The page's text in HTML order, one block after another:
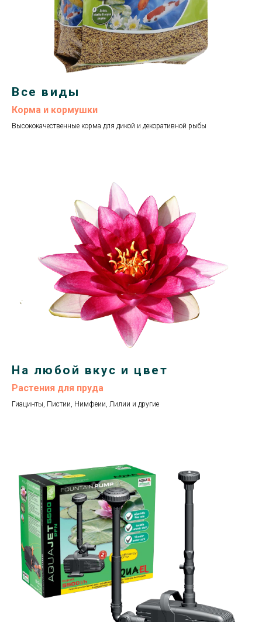
Все виды
Корма и кормушки
Высококачественные корма для дикой и декоративной рыбы
На любой вкус и цвет
Растения для пруда
Гиацинты, Пистии, Нимфеии, Лилии и другие